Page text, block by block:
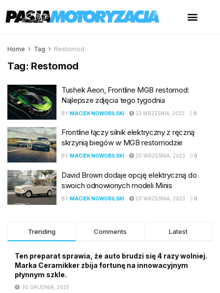
Home Tag Restomod
Tag: Restomod
Tushek Aeon, Frontline MGB restomod:
Najlepsze zdjęcia tego tygodnia
BY MACIEK NOWOBILSKI 23 WRZEŚNIA, 2023 0
Frontline łączy silnik elektryczny z ręczną
skrzynią biegów w MGB restomodzie
BY MACIEK NOWOBILSKI 20 WRZEŚNIA, 2023 0
David Brown dodaje opcję elektryczną do
swoich odnowionych modeli Minis
BY MACIEK NOWOBILSKI 20 WRZEŚNIA, 2023 0
Trending Comments Latest
Ten preparat sprawia, że auto brudzi się 4 razy wolniej.
Marka Ceramikker zbija fortunę na innowacyjnym
płynnym szkle.
30 GRUDNIA, 2025